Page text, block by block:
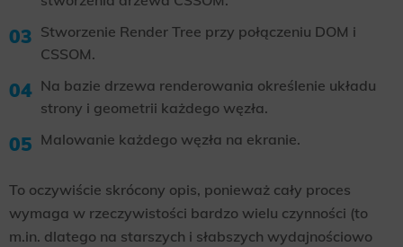
Stworzenie Render Tree przy połączeniu DOM i
CSSOM.
Na bazie drzewa renderowania określenie układu
strony i geometrii każdego węzła.
Malowanie każdego węzła na ekranie.
To oczywiście skrócony opis, ponieważ cały proces
wymaga w rzeczywistości bardzo wielu czynności (to
m.in. dlatego na starszych i słabszych wydajnościowo